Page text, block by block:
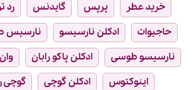
خرید عطر پرپس گایدنس رد
حاجیوات
ادکلن نارسیسو نارسیس
نارسیسو طوسی
ادکلن پاکو رابان
اینوکتوس
ادکلن گوچی گوچی